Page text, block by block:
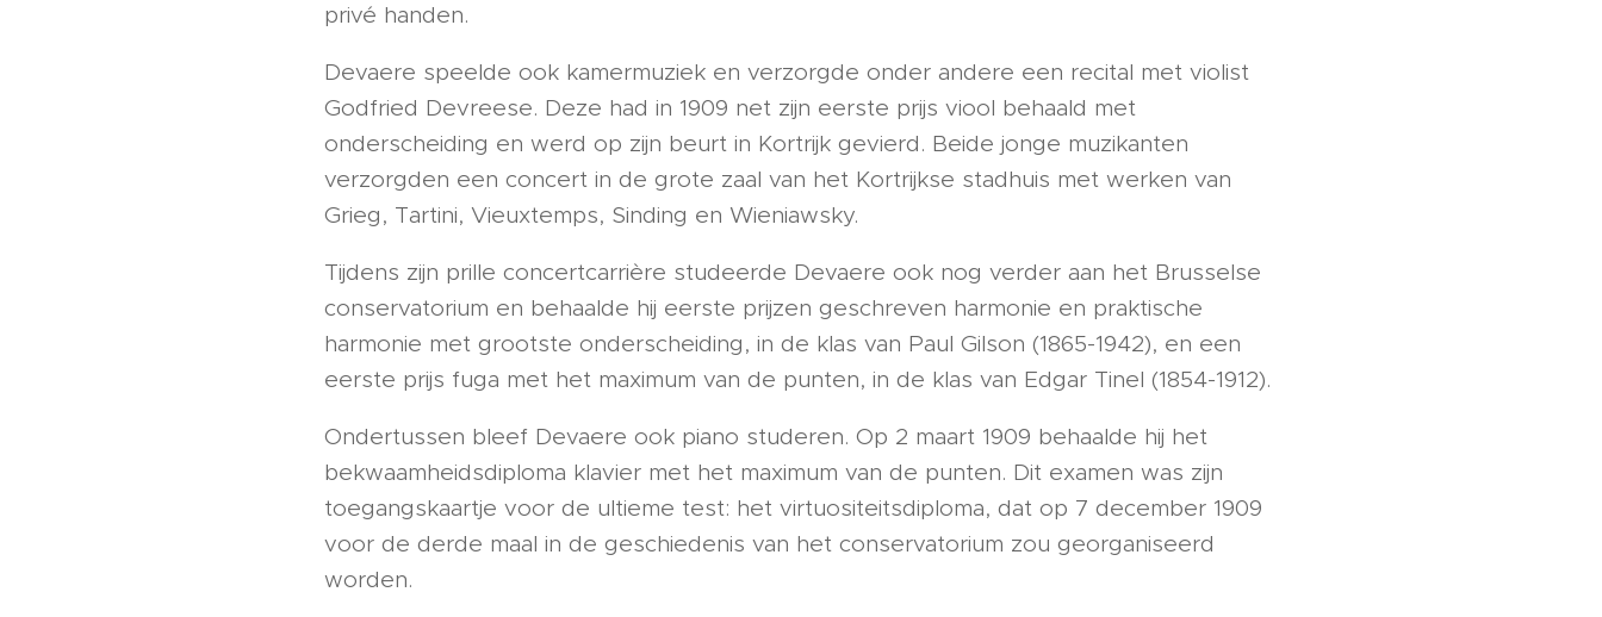
privé handen.
Devaere speelde ook kamermuziek en verzorgde onder andere een recital met violist
Godfried Devreese. Deze had in 1909 net zijn eerste prijs viool behaald met
onderscheiding en werd op zijn beurt in Kortrijk gevierd. Beide jonge muzikanten
verzorgden een concert in de grote zaal van het Kortrijkse stadhuis met werken van
Grieg, Tartini, Vieuxtemps, Sinding en Wieniawsky.
Tijdens zijn prille concertcarrière studeerde Devaere ook nog verder aan het Brusselse
conservatorium en behaalde hij eerste prijzen geschreven harmonie en praktische
harmonie met grootste onderscheiding, in de klas van Paul Gilson (1865-1942), en een
eerste prijs fuga met het maximum van de punten, in de klas van Edgar Tinel (1854-1912).
Ondertussen bleef Devaere ook piano studeren. Op 2 maart 1909 behaalde hij het
bekwaamheidsdiploma klavier met het maximum van de punten. Dit examen was zijn
toegangskaartje voor de ultieme test: het virtuositeitsdiploma, dat op 7 december 1909
voor de derde maal in de geschiedenis van het conservatorium zou georganiseerd
worden.